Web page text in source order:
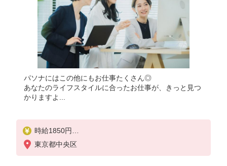
パソナにはこの他にもお仕事たくさん◎
あなたのライフスタイルに合ったお仕事が、きっと見つ
かりますよ...
時給1850円
★交通費規定に基づき交通費支給
東京都中央区